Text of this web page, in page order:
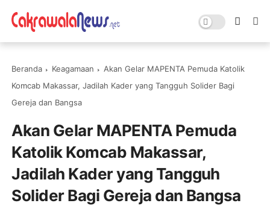
Beranda Keagamaan
Akan Gelar MAPENTA Pemuda Katolik
Komcab Makassar, Jadilah Kader yang Tangguh Solider Bagi
Gereja dan Bangsa
Akan Gelar MAPENTA Pemuda
Katolik Komcab Makassar,
Jadilah Kader yang Tangguh
Solider Bagi Gereja dan Bangsa